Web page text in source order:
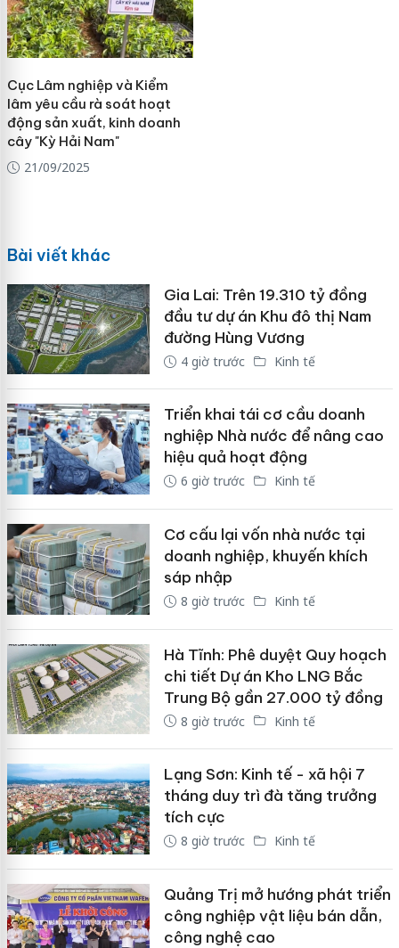
Cục Lâm nghiệp và Kiểm
lâm yêu cầu rà soát hoạt
động sản xuất, kinh doanh
cây "Kỳ Hải Nam"
21/09/2025
Bài viết khác
Gia Lai: Trên 19.310 tỷ đồng
đầu tư dự án Khu đô thị Nam
đường Hùng Vương
4 giờ trước Kinh tế
Triển khai tái cơ cầu doanh
nghiệp Nhà nước để nâng cao
hiệu quả hoạt động
6 giờ trước Kinh tế
Cơ cấu lại vốn nhà nước tại
doanh nghiệp, khuyến khích
sáp nhập
8 giờ trước Kinh tế
Hà Tĩnh: Phê duyệt Quy hoạch
chi tiết Dự án Kho LNG Bắc
Trung Bộ gần 27.000 tỷ đồng
8 giờ trước Kinh tế
Lạng Sơn: Kinh tế - xã hội 7
tháng duy trì đà tăng trưởng
tích cực
8 giờ trước Kinh tế
Quảng Trị mở hướng phát triển
công nghiệp vật liệu bán dẫn,
công nghệ cao